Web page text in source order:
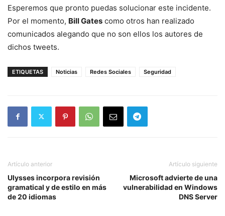
Esperemos que pronto puedas solucionar este incidente.
Por el momento, Bill Gates como otros han realizado
comunicados alegando que no son ellos los autores de
dichos tweets.
ETIQUETAS Noticias Redes Sociales Seguridad
Artículo anterior
Ulysses incorpora revisión
gramatical y de estilo en más
de 20 idiomas
Artículo siguiente
Microsoft advierte de una
vulnerabilidad en Windows
DNS Server